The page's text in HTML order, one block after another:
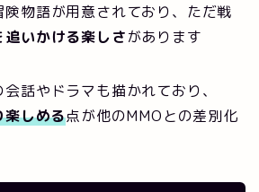
物語が用意されており、ただ戦
追いかける楽しさがあります
話やドラマも描かれており、
楽しめる点が他のMMOとの差別化